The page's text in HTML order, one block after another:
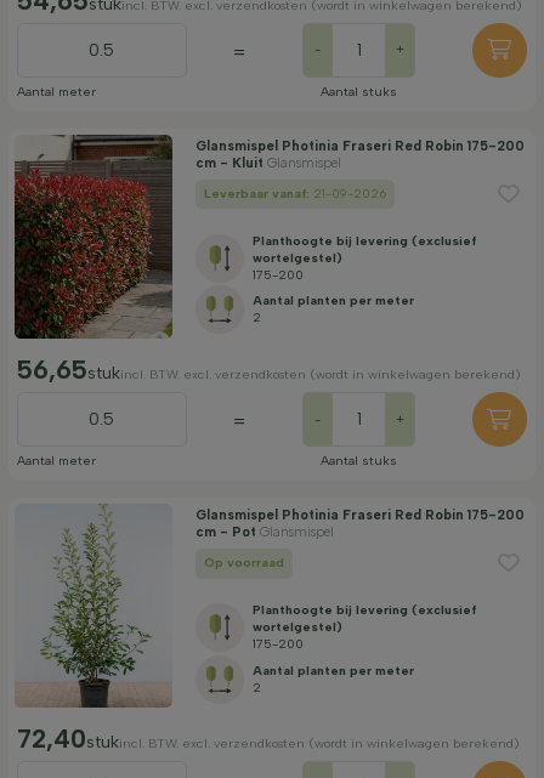
incl. BTW. excl. verzendkosten (wordt in winkelwagen berekend)
Aantal meter
= - +
Aantal stuks
Glansmispel Photinia Fraseri Red Robin 175-200
cm - Kluit Glansmispel
Leverbaar vanaf: 21-09-2026
Planthoogte bij levering (exclusief
wortelgestel)
175-200
Aantal planten per meter
2
56,65stukincl. BTW. excl. verzendkosten (wordt in winkelwagen berekend)
Aantal meter
= - +
Aantal stuks
Glansmispel Photinia Fraseri Red Robin 175-200
cm - Pot Glansmispel
Op voorraad
Planthoogte bij levering (exclusief
wortelgestel)
175-200
Aantal planten per meter
2
72,40stukincl. BTW. excl. verzendkosten (wordt in winkelwagen berekend)